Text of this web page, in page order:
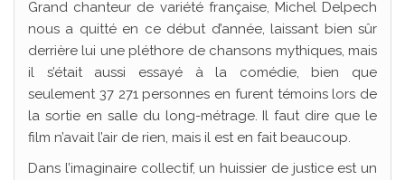
Grand chanteur de variété française, Michel Delpech
nous a quitté en ce début d’année, laissant bien sûr
derrière lui une pléthore de chansons mythiques, mais
il s’était aussi essayé à la comédie, bien que
seulement 37 271 personnes en furent témoins lors de
la sortie en salle du long-métrage. Il faut dire que le
film n’avait l’air de rien, mais il est en fait beaucoup.
Dans l’imaginaire collectif, un huissier de justice est un